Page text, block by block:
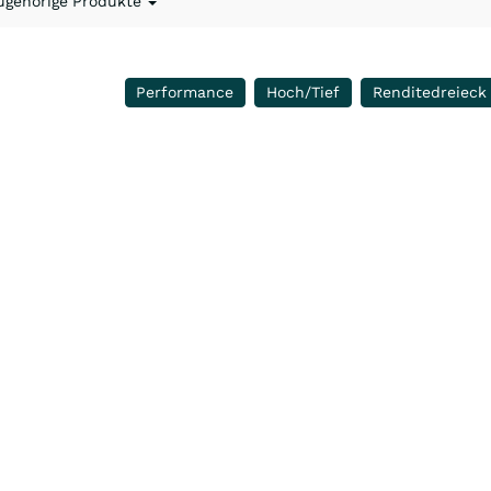
Performance Hoch/Tief Renditedreieck